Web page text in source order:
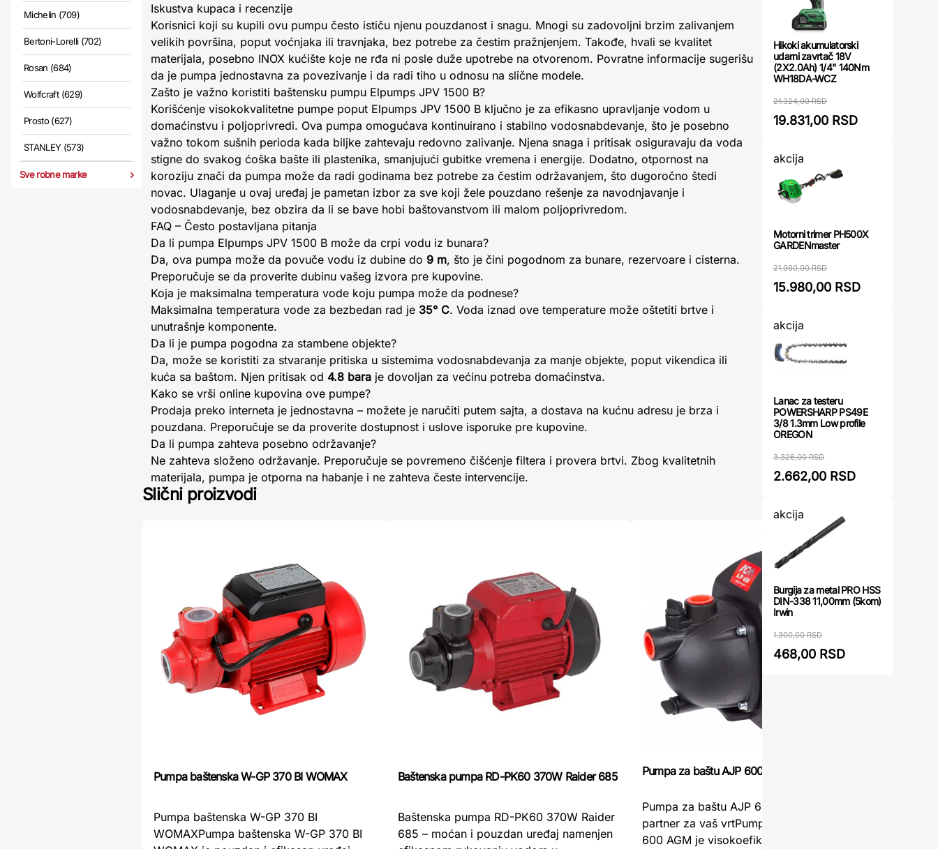
Michelin (709)
Bertoni-Lorelli (702)
Rosan (684)
Wolfcraft (629)
Prosto (627)
STANLEY (573)
Sve robne marke
Iskustva kupaca i recenzije
Korisnici koji su kupili ovu pumpu često ističu njenu pouzdanost i snagu. Mnogi su zadovoljni brzim zalivanjem
velikih površina, poput voćnjaka ili travnjaka, bez potrebe za čestim pražnjenjem. Takođe, hvali se kvalitet
materijala, posebno INOX kućište koje ne rđa ni posle duže upotrebe na otvorenom. Povratne informacije sugerišu
da je pumpa jednostavna za povezivanje i da radi tiho u odnosu na slične modele.
Zašto je važno koristiti baštensku pumpu Elpumps JPV 1500 B?
Korišćenje visokokvalitetne pumpe poput Elpumps JPV 1500 B ključno je za efikasno upravljanje vodom u
domaćinstvu i poljoprivredi. Ova pumpa omogućava kontinuirano i stabilno vodosnabdevanje, što je posebno
važno tokom sušnih perioda kada biljke zahtevaju redovno zalivanje. Njena snaga i pritisak osiguravaju da voda
stigne do svakog ćoška bašte ili plastenika, smanjujući gubitke vremena i energije. Dodatno, otpornost na
koroziju znači da pumpa može da radi godinama bez potrebe za čestim održavanjem, što dugoročno štedi
novac. Ulaganje u ovaj uređaj je pametan izbor za sve koji žele pouzdano rešenje za navodnjavanje i
vodosnabdevanje, bez obzira da li se bave hobi baštovanstvom ili malom poljoprivredom.
FAQ – Često postavljana pitanja
Da li pumpa Elpumps JPV 1500 B može da crpi vodu iz bunara?
Da, ova pumpa može da povuče vodu iz dubine do 9 m, što je čini pogodnom za bunare, rezervoare i cisterna.
Preporučuje se da proverite dubinu vašeg izvora pre kupovine.
Koja je maksimalna temperatura vode koju pumpa može da podnese?
Maksimalna temperatura vode za bezbedan rad je 35° C. Voda iznad ove temperature može oštetiti brtve i
unutrašnje komponente.
Da li je pumpa pogodna za stambene objekte?
Da, može se koristiti za stvaranje pritiska u sistemima vodosnabdevanja za manje objekte, poput vikendica ili
kuća sa baštom. Njen pritisak od 4.8 bara je dovoljan za većinu potreba domaćinstva.
Kako se vrši online kupovina ove pumpe?
Prodaja preko interneta je jednostavna – možete je naručiti putem sajta, a dostava na kućnu adresu je brza i
pouzdana. Preporučuje se da proverite dostupnost i uslove isporuke pre kupovine.
Da li pumpa zahteva posebno održavanje?
Ne zahteva složeno održavanje. Preporučuje se povremeno čišćenje filtera i provera brtvi. Zbog kvalitetnih
materijala, pumpa je otporna na habanje i ne zahteva česte intervencije.
Slični proizvodi
Pumpa baštenska W-GP 370 BI WOMAX
Pumpa baštenska W-GP 370 BI
WOMAXPumpa baštenska W-GP 370 BI
Baštenska pumpa RD-PK60 370W Raider 685
Baštenska pumpa RD-PK60 370W Raider
685 – moćan i pouzdan uređaj namenjen
Pumpa za baštu AJP 600 AGM
Pumpa za baštu AJP 600 AGM - Pouzdan
partner za vaš vrtPumpa za baštu AJP
600 AGM je visokoefikasan uređaj
Hikoki akumulatorski
udarni zavrtač 18V
(2X2.0Ah) 1/4" 140Nm
WH18DA-WCZ
21.324,00 RSD
19.831,00 RSD
akcija
Motorni trimer PH500X
GARDENmaster
21.980,00 RSD
15.980,00 RSD
akcija
Lanac za testeru
POWERSHARP PS49E
3/8 1.3mm Low profile
OREGON
3.326,00 RSD
2.662,00 RSD
akcija
Burgija za metal PRO HSS
DIN-338 11,00mm (5kom)
Irwin
1.300,00 RSD
468,00 RSD